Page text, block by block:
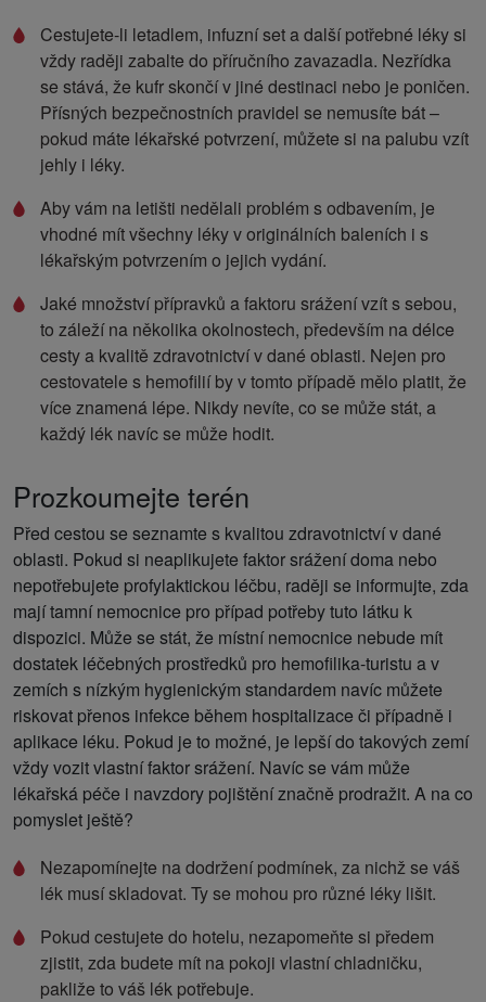
Cestujete-li letadlem, infuzní set a další potřebné léky si
vždy raději zabalte do příručního zavazadla. Nezřídka
se stává, že kufr skončí v jiné destinaci nebo je poničen.
Přísných bezpečnostních pravidel se nemusíte bát –
pokud máte lékařské potvrzení, můžete si na palubu vzít
jehly i léky.
Aby vám na letišti nedělali problém s odbavením, je
vhodné mít všechny léky v originálních baleních i s
lékařským potvrzením o jejich vydání.
Jaké množství přípravků a faktoru srážení vzít s sebou,
to záleží na několika okolnostech, především na délce
cesty a kvalitě zdravotnictví v dané oblasti. Nejen pro
cestovatele s hemofilií by v tomto případě mělo platit, že
více znamená lépe. Nikdy nevíte, co se může stát, a
každý lék navíc se může hodit.
Prozkoumejte terén
Před cestou se seznamte s kvalitou zdravotnictví v dané
oblasti. Pokud si neaplikujete faktor srážení doma nebo
nepotřebujete profylaktickou léčbu, raději se informujte, zda
mají tamní nemocnice pro případ potřeby tuto látku k
dispozici. Může se stát, že místní nemocnice nebude mít
dostatek léčebných prostředků pro hemofilika-turistu a v
zemích s nízkým hygienickým standardem navíc můžete
riskovat přenos infekce během hospitalizace či případně i
aplikace léku. Pokud je to možné, je lepší do takových zemí
vždy vozit vlastní faktor srážení. Navíc se vám může
lékařská péče i navzdory pojištění značně prodražit. A na co
pomyslet ještě?
Nezapomínejte na dodržení podmínek, za nichž se váš
lék musí skladovat. Ty se mohou pro různé léky lišit.
Pokud cestujete do hotelu, nezapomeňte si předem
zjistit, zda budete mít na pokoji vlastní chladničku,
pakliže to váš lék potřebuje.